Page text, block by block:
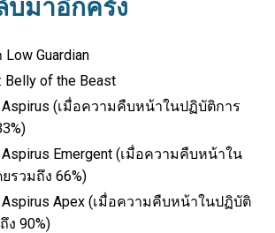
บมาอีกครั้ง
Guardian
Belly of the Beast
Aspirus (เมื่อความคืบหน้าในปฏิบัติการ
Emergent (เมื่อความคืบหน้าใน
รวมถึง 66%)
Aspirus Apex (เมื่อความคืบหน้าในปฏิบัติ
ง 90%)